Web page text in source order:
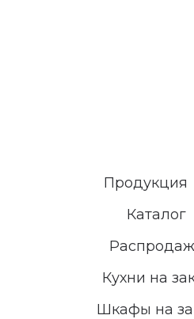
Продукция
Каталог
Кухни на
Шкафы на